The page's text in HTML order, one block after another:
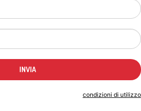
condizioni di utilizzo